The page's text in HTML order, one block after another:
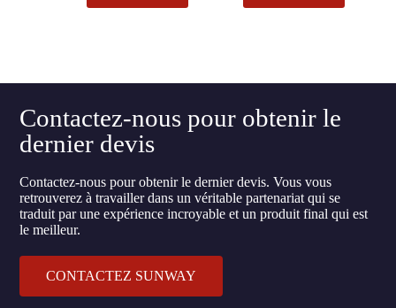
Contactez-nous pour obtenir le
dernier devis
Contactez-nous pour obtenir le dernier devis. Vous vous
retrouverez à travailler dans un véritable partenariat qui se
traduit par une expérience incroyable et un produit final qui est
le meilleur.
CONTACTEZ SUNWAY